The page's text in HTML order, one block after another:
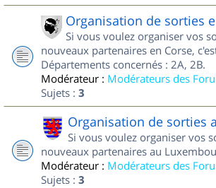
Organisation de sorties
Si vous voulez organiser vos
nouveaux partenaires en Corse,
Départements concernés : 2A, 2B.
Modérateur : Modérateurs des
Sujets : 3
Organisation de sorties
Si vous voulez organiser vos
nouveaux partenaires au
Modérateur : Modérateurs des
Sujets : 3